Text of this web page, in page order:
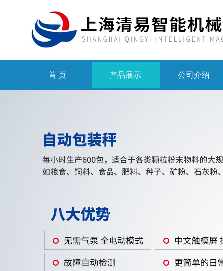
首 页 产品展示 公司介绍